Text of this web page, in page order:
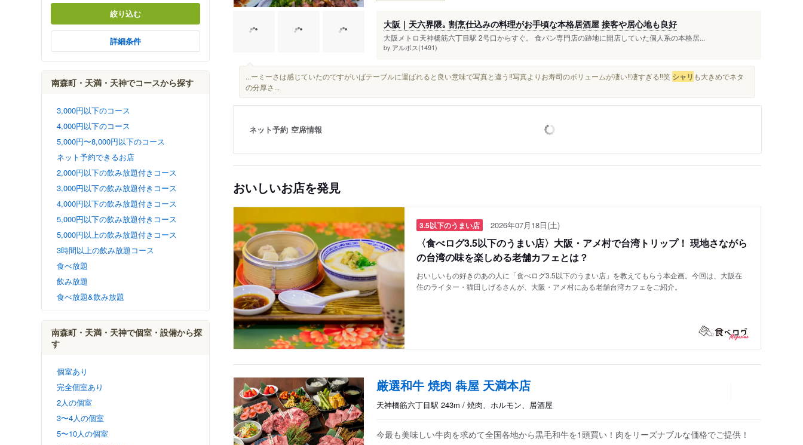
絞り込む
詳細条件
南森町・天満・天神でコースから探す
3,000円以下のコース
4,000円以下のコース
5,000円〜8,000円以下のコース
ネット予約できるお店
2,000円以下の飲み放題付きコース
3,000円以下の飲み放題付きコース
4,000円以下の飲み放題付きコース
5,000円以下の飲み放題付きコース
5,000円以上の飲み放題付きコース
3時間以上の飲み放題コース
食べ放題
飲み放題
食べ放題&飲み放題
南森町・天満・天神で個室・設備から探
す
個室あり
完全個室あり
2人の個室
3〜4人の個室
5〜10人の個室
大阪｜天六界隈｡ 割烹仕込みの料理がお手頃な本格居酒屋 接客や居心地も良好
大阪メトロ天神橋筋六丁目駅 2号口からすぐ。 食パン専門店の跡地に開店していた個人系の本格居...
by アルボス(1491)
...ーミーさは感じていたのですがいばテーブルに運ばれると良い意味で写真と違う‼︎写真よりお寿司のボリュームが凄い‼︎凄すぎる‼︎笑 シャリ も大きめでネタ
の分厚さ...
ネット予約 空席情報
おいしいお店を発見
3.5以下のうまい店 2026年07月18日(土)
〈食べログ3.5以下のうまい店〉大阪・アメ村で台湾トリップ！ 現地さながら
の台湾の味を楽しめる老舗カフェとは？
おいしいもの好きのあの人に「食べログ3.5以下のうまい店」を教えてもらう本企画。今回は、大阪在
住のライター・猫田しげるさんが、大阪・アメ村にある老舗台湾カフェをご紹介。
厳選和牛 焼肉 犇屋 天満本店
天神橋筋六丁目駅 243m / 焼肉、ホルモン、居酒屋
今最も美味しい牛肉を求めて全国各地から黒毛和牛を1頭買い！肉をリーズナブルな価格でご提供！